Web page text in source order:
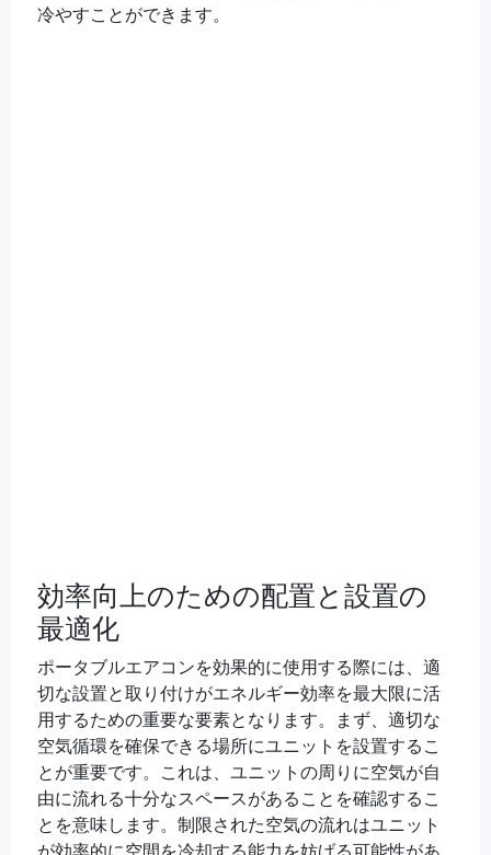
冷やすことができます。
効率向上のための配置と設置の
最適化
ポータブルエアコンを効果的に使用する際には、適
切な設置と取り付けがエネルギー効率を最大限に活
用するための重要な要素となります。まず、適切な
空気循環を確保できる場所にユニットを設置するこ
とが重要です。これは、ユニットの周りに空気が自
由に流れる十分なスペースがあることを確認するこ
とを意味します。制限された空気の流れはユニット